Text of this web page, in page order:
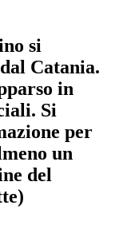
si
Catania.
in
Si
per
un
del